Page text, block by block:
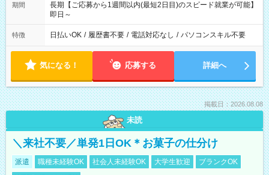
期間
長期【ご応募から1週間以内(最短2日目)のスピード就業が可能】
即日～
特徴 日払いOK / 履歴書不要 / 電話対応なし / パソコンスキル不要
気になる！ 応募する 詳細へ
掲載日：2026.08.08
未読
＼来社不要／単発1日OK＊お菓子の仕分け
派遣 職種未経験OK 社会人未経験OK 大学生歓迎
ブランクOK